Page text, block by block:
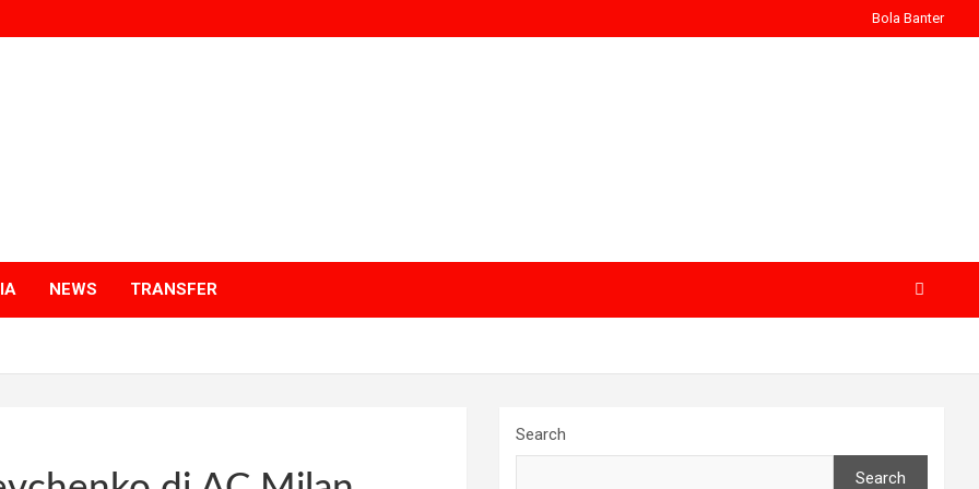
Bola Banter
NEWS TRANSFER
Search
Search